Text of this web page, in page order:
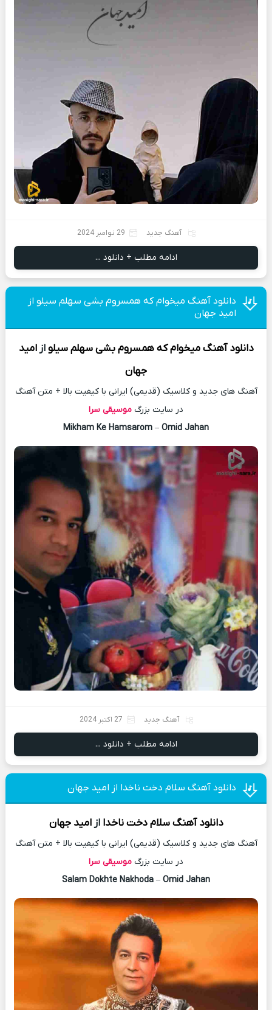
آهنگ جدید 29 نوامبر 2024
ادامه مطلب + دانلود ...
دانلود آهنگ میخوام که همسروم بشی سهلم سیلو از
امید جهان
دانلود آهنگ میخوام که همسروم بشی سهلم سیلو ازامید
جهان
آهنگ های جدید و کلاسیک (قدیمی) ایرانی با کیفیت بالا + متن آهنگ
در سایت بزرگ موسیقی سرا
Mikham Ke Hamsarom – Omid Jahan
آهنگ جدید 27 اکتبر 2024
ادامه مطلب + دانلود ...
دانلود آهنگ سلام دخت ناخدا از امید جهان
دانلود آهنگ سلام دخت ناخدا ازامید جهان
آهنگ های جدید و کلاسیک (قدیمی) ایرانی با کیفیت بالا + متن آهنگ
در سایت بزرگ موسیقی سرا
Salam Dokhte Nakhoda – Omid Jahan